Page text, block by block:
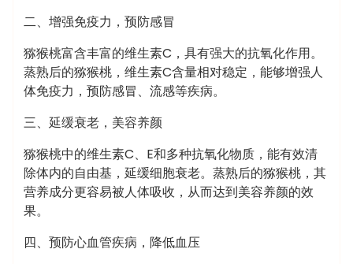
二、增强免疫力，预防感冒
猕猴桃富含丰富的维生素C，具有强大的抗氧化作用。
蒸熟后的猕猴桃，维生素C含量相对稳定，能够增强人
体免疫力，预防感冒、流感等疾病。
三、延缓衰老，美容养颜
猕猴桃中的维生素C、E和多种抗氧化物质，能有效清
除体内的自由基，延缓细胞衰老。蒸熟后的猕猴桃，其
营养成分更容易被人体吸收，从而达到美容养颜的效
果。
四、预防心血管疾病，降低血压